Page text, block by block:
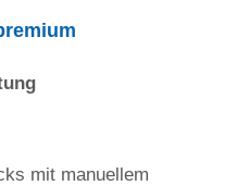
mit manuellem